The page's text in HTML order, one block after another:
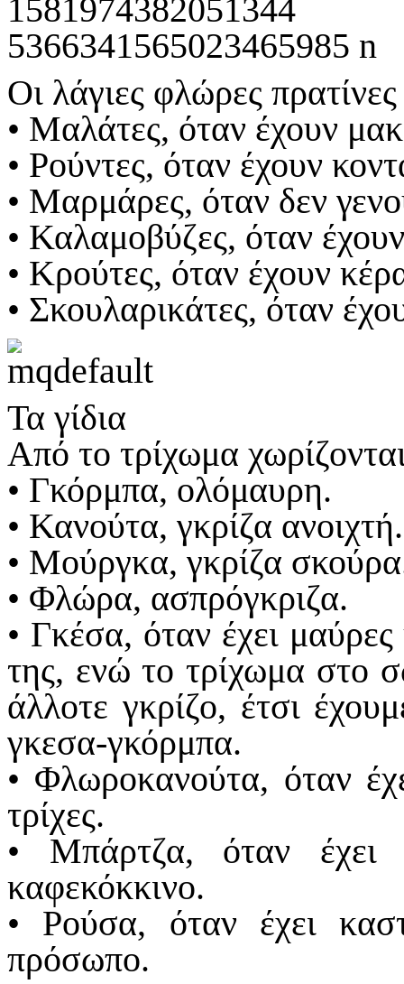
Οι λάγιες φλώρες
• Μαλάτες, όταν έχουν
• Ρούντες, όταν έχουν
• Μαρμάρες, όταν δεν
• Καλαμοβύζες, όταν
• Κρούτες, όταν έχουν
• Σκουλαρικάτες, όταν
Τα γίδια
Από το τρίχωμα
• Γκόρμπα, ολόμαυρη.
• Κανούτα, γκρίζα ανοιχτή.
• Μούργκα, γκρίζα
• Φλώρα, ασπρόγκριζα.
• Γκέσα, όταν έχει
της, ενώ το τρίχωμα στο
άλλοτε γκρίζο, έτσι
γκεσα-γκόρμπα.
• Φλωροκανούτα, όταν
τρίχες.
• Μπάρτζα, όταν έχει
καφεκόκκινο.
• Ρούσα, όταν έχει
πρόσωπο.